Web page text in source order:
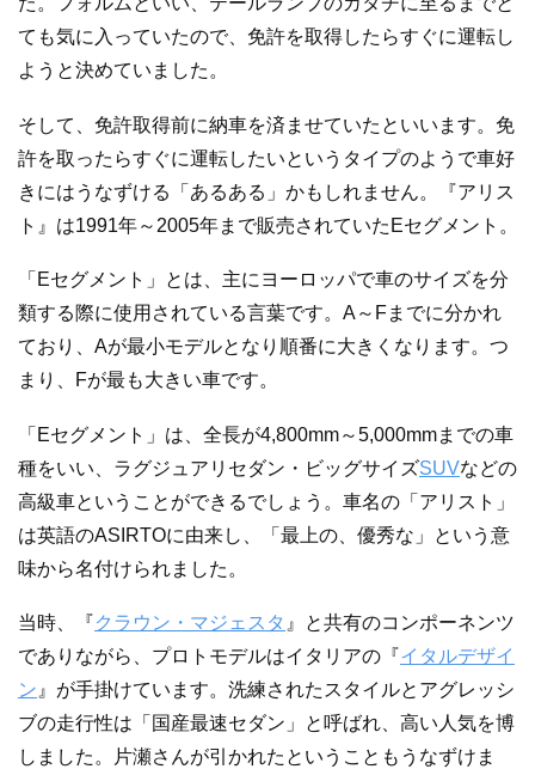
ても気に入っていたので、免許を取得したらすぐに運転し
ようと決めていました。
そして、免許取得前に納車を済ませていたといいます。免
許を取ったらすぐに運転したいというタイプのようで車好
きにはうなずける「あるある」かもしれません。『アリス
ト』は1991年～2005年まで販売されていたEセグメント。
「Eセグメント」とは、主にヨーロッパで車のサイズを分
類する際に使用されている言葉です。A～Fまでに分かれ
ており、Aが最小モデルとなり順番に大きくなります。つ
まり、Fが最も大きい車です。
「Eセグメント」は、全長が4,800mm～5,000mmまでの車
種をいい、ラグジュアリセダン・ビッグサイズSUVなどの
高級車ということができるでしょう。車名の「アリスト」
は英語のASIRTOに由来し、「最上の、優秀な」という意
味から名付けられました。
当時、『クラウン・マジェスタ 』と共有のコンポーネンツ
でありながら、プロトモデルはイタリアの『イタルデザイ
ン』が手掛けています。洗練されたスタイルとアグレッシ
ブの走行性は「国産最速セダン」と呼ばれ、高い人気を博
しました。片瀬さんが引かれたということもうなずけま